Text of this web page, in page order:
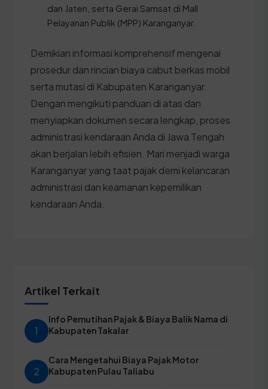
dan Jaten, serta Gerai Samsat di Mall
Pelayanan Publik (MPP) Karanganyar.
Demikian informasi komprehensif mengenai
prosedur dan rincian biaya cabut berkas mobil
serta mutasi di Kabupaten Karanganyar.
Dengan mengikuti panduan di atas dan
menyiapkan dokumen secara lengkap, proses
administrasi kendaraan Anda di Jawa Tengah
akan berjalan lebih efisien. Mari menjadi warga
Karanganyar yang taat pajak demi kelancaran
administrasi dan keamanan kepemilikan
kendaraan Anda.
Artikel Terkait
1
Info Pemutihan Pajak & Biaya Balik Nama di
Kabupaten Takalar
2
Cara Mengetahui Biaya Pajak Motor
Kabupaten Pulau Taliabu